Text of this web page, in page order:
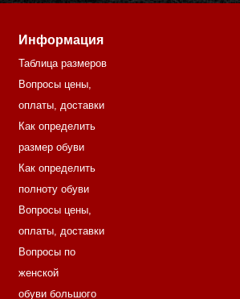
Информация
Таблица размеров
Вопросы цены,
оплаты, доставки
Как определить
размер обуви
Как определить
полноту обуви
Вопросы цены,
оплаты, доставки
Вопросы по
женской
обуви большого